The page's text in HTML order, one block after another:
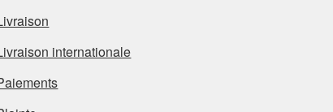
internationale